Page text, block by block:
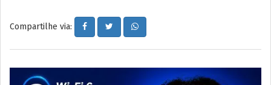
Compartilhe via: